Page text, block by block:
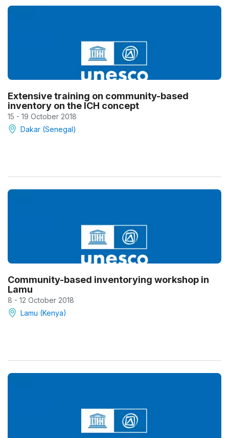
Extensive training on community-based
inventory on the ICH concept
15 - 19 October 2018
Dakar (Senegal)
Community-based inventorying workshop in
Lamu
8 - 12 October 2018
Lamu (Kenya)